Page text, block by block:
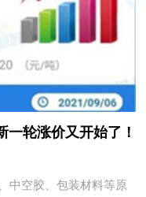
轮涨价又开始了！
中空胶、包装材料等原